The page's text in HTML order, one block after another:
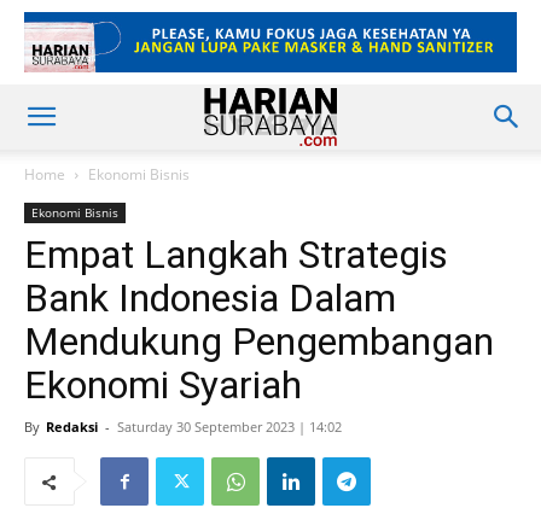
Home Ekonomi Bisnis
Ekonomi Bisnis
Empat Langkah Strategis
Bank Indonesia Dalam
Mendukung Pengembangan
Ekonomi Syariah
By Redaksi - Saturday 30 September 2023 | 14:02